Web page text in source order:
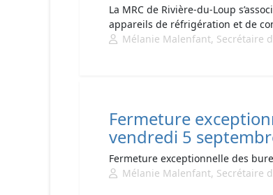
La MRC de Rivière-du-Loup
appareils de réfrigération et de
Mélanie Malenfant, Secrétaire
Fermeture
vendredi 5
Fermeture exceptionnelle des
Mélanie Malenfant, Secrétaire